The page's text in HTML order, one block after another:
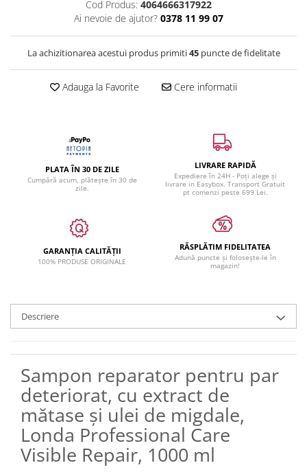
Cod Produs: 4064666317922
Ai nevoie de ajutor? 0378 11 99 07
La achizitionarea acestui produs primiti45puncte de fidelitate
Adauga la Favorite Cere informatii
PLATA ÎN 30 DE ZILE
Cumpără acum, plătește în 30 de
zile.
LIVRARE RAPIDĂ
Expediere în 24H - Poți alege și
livrare in Easybox. Transport Gratuit
pt comenzi peste 699 Lei.
GARANȚIA CALITĂȚII
100% PRODUSE ORIGINALE
RĂSPLĂTIM FIDELITATEA
Adună puncte și folosește-le în
magazin!
Descriere
Sampon reparator pentru par
deteriorat, cu extract de
mătase și ulei de migdale,
Londa Professional Care
Visible Repair, 1000 ml